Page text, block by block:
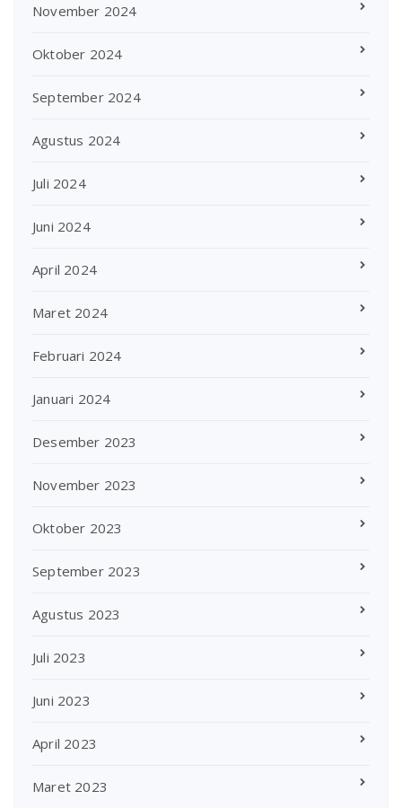
November 2024
Oktober 2024
September 2024
Agustus 2024
Juli 2024
Juni 2024
April 2024
Maret 2024
Februari 2024
Januari 2024
Desember 2023
November 2023
Oktober 2023
September 2023
Agustus 2023
Juli 2023
Juni 2023
April 2023
Maret 2023